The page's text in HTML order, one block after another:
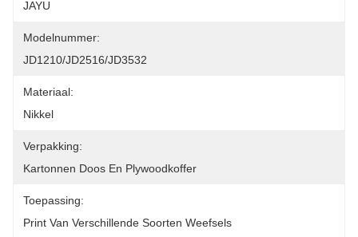
JAYU
Modelnummer:
JD1210/JD2516/JD3532
Materiaal:
Nikkel
Verpakking:
Kartonnen Doos En Plywoodkoffer
Toepassing:
Print Van Verschillende Soorten Weefsels